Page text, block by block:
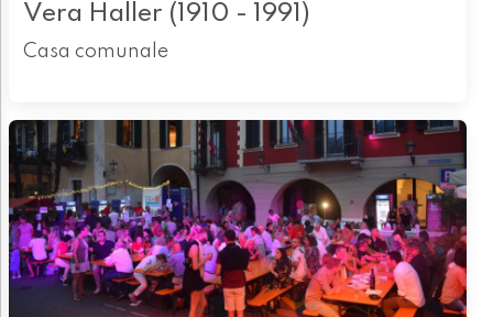
Vera Haller (1910 - 1991)
Casa comunale